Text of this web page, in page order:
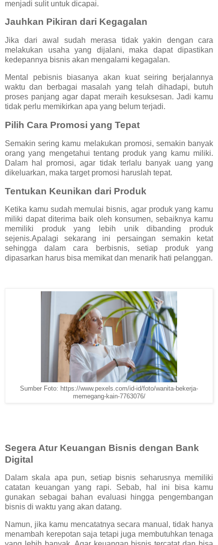
menjadi sulit untuk dicapai.
Jauhkan Pikiran dari Kegagalan
Jika dari awal sudah merasa tidak yakin dengan cara
melakukan usaha yang dijalani, maka dapat dipastikan
kedepannya bisnis akan mengalami kegagalan.
Mental pebisnis biasanya akan kuat seiring berjalannya
waktu dan berbagai masalah yang telah dihadapi, butuh
proses panjang agar dapat meraih kesuksesan. Jadi kamu
tidak perlu memikirkan apa yang belum terjadi.
Pilih Cara Promosi yang Tepat
Semakin sering kamu melakukan promosi, semakin banyak
orang yang mengetahui tentang produk yang kamu miliki.
Dalam hal promosi, agar tidak terlalu banyak uang yang
dikeluarkan, maka target promosi haruslah tepat.
Tentukan Keunikan dari Produk
Ketika kamu sudah memulai bisnis, agar produk yang kamu
miliki dapat diterima baik oleh konsumen, sebaiknya kamu
memiliki produk yang lebih unik dibanding produk
sejenis.Apalagi sekarang ini persaingan semakin ketat
sehingga dalam cara berbisnis, setiap produk yang
dipasarkan harus bisa memikat dan menarik hati pelanggan.
Sumber Foto: https://www.pexels.com/id-id/foto/wanita-bekerja-
memegang-kain-7763076/
Segera Atur Keuangan Bisnis dengan Bank
Digital
Dalam skala apa pun, setiap bisnis seharusnya memiliki
catatan keuangan yang rapi. Sebab, hal ini bisa kamu
gunakan sebagai bahan evaluasi hingga pengembangan
bisnis di waktu yang akan datang.
Namun, jika kamu mencatatnya secara manual, tidak hanya
menambah kerepotan saja tetapi juga membutuhkan tenaga